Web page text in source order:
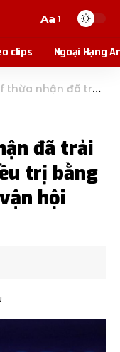
Aa
clips Ngoại Hạng
pháp điều trị bằng hormone’ trước Thế vận hội Paris 2024
đã trải
trị bằng
hội